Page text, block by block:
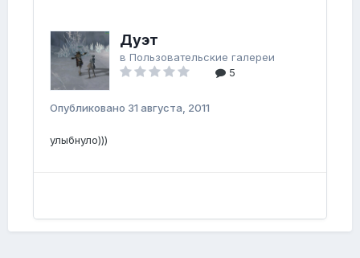
Дуэт
в Пользовательские галереи
5
Опубликовано 31 августа, 2011
улыбнуло)))